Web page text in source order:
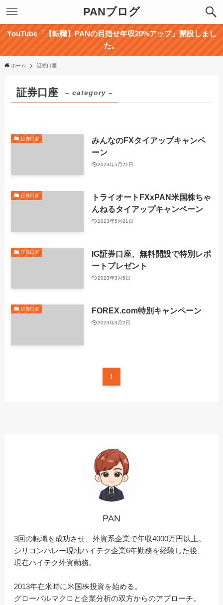
PANブログ
YouTube「【転職】PANの目指せ年収20%アップ」開設しまし
た。
ホーム 証券口座
証券口座 – category –
証券口座
みんなのFXタイアップキャンペ
ーン
2023年5月21日
証券口座
トライオートFXxPAN米国株ちゃ
んねるタイアップキャンペーン
2023年5月21日
証券口座
IG証券口座、無料開設で特別レポ
ートプレゼント
2023年3月5日
証券口座 FOREX.com特別キャンペーン
2023年3月2日
1
PAN
3回の転職を成功させ、外資系企業で年収4000万円以上。
シリコンバレー現地ハイテク企業6年勤務を経験した後、
現在ハイテク外資勤務。
2013年在米時に米国株投資を始める。
グローバルマクロと企業分析の双方からのアプローチ。